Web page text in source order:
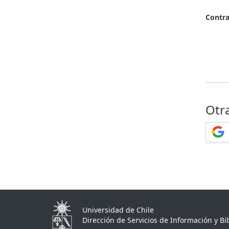
Universidad de Chile
Dirección de Servicios de Información y